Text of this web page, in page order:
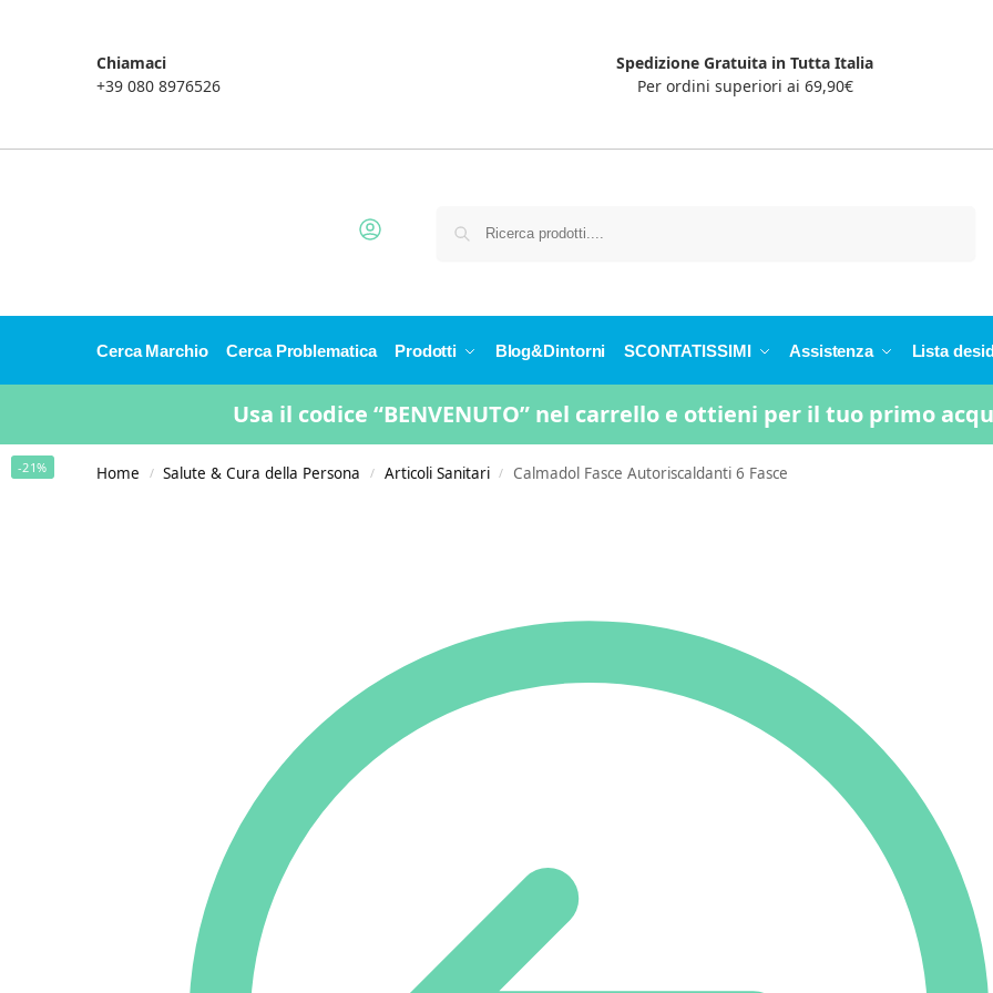
Chiamaci
+39 080 8976526
Spedizione Gratuita in Tutta Italia
Per ordini superiori ai 69,90€
Cerca Marchio Cerca Problematica Prodotti Blog&Dintorni SCONTATISSIMI Assistenza Lista
Usa il codice “BENVENUTO” nel carrello e ottieni per il tuo primo
Home / Salute & Cura della Persona / Articoli Sanitari / Calmadol Fasce Autoriscaldanti 6 Fasce
-21%